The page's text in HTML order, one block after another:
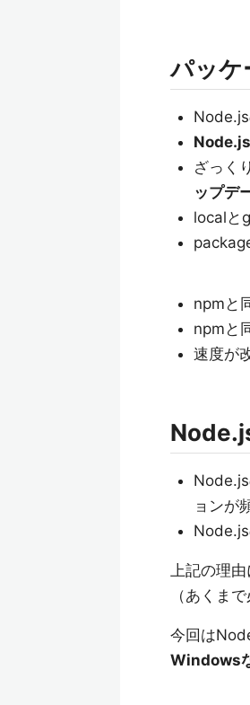
パッケ
ざっく
ップデ
localと
npmと
npmと
速度が
ョンが
上記の理由
（あくま
今回は
Windows